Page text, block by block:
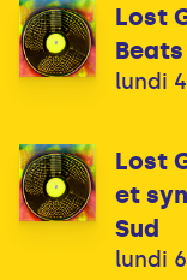
Lost
Beats
lundi
Lost
et
Sud
lundi